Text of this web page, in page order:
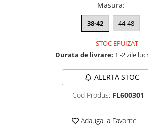
Masura:
38-42 44-48
STOC EPUIZAT
Durata de livrare: 1 -2 zile
ALERTA STOC
Cod Produs: FL600301
Adauga la Favorite